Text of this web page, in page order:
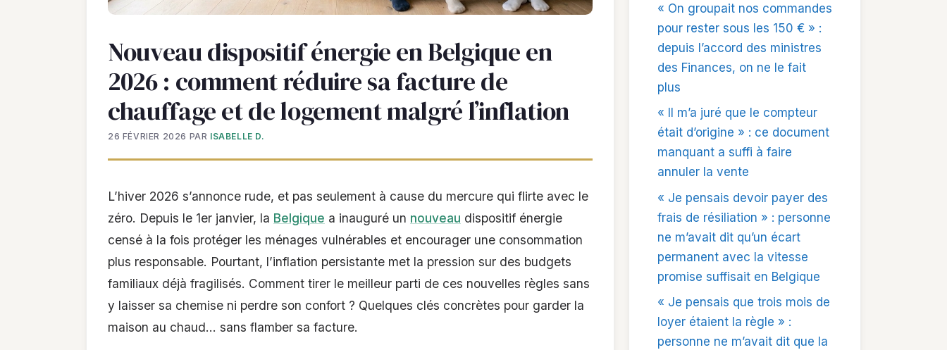
Nouveau dispositif énergie en Belgique en
2026 : comment réduire sa facture de
chauffage et de logement malgré l’inflation
26 FÉVRIER 2026 PAR ISABELLE D.
L’hiver 2026 s’annonce rude, et pas seulement à cause du mercure qui flirte avec le
zéro. Depuis le 1er janvier, la Belgique a inauguré un nouveau dispositif énergie
censé à la fois protéger les ménages vulnérables et encourager une consommation
plus responsable. Pourtant, l’inflation persistante met la pression sur des budgets
familiaux déjà fragilisés. Comment tirer le meilleur parti de ces nouvelles règles sans
y laisser sa chemise ni perdre son confort ? Quelques clés concrètes pour garder la
maison au chaud… sans flamber sa facture.
« On groupait nos commandes
pour rester sous les 150 € » :
depuis l’accord des ministres
des Finances, on ne le fait
plus
« Il m’a juré que le compteur
était d’origine » : ce document
manquant a suffi à faire
annuler la vente
« Je pensais devoir payer des
frais de résiliation » : personne
ne m’avait dit qu’un écart
permanent avec la vitesse
promise suffisait en Belgique
« Je pensais que trois mois de
loyer étaient la règle » :
personne ne m’avait dit que la